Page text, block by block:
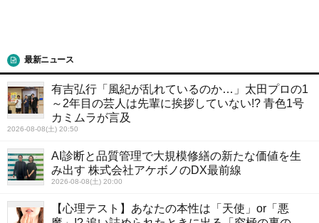
最新ニュース
有吉弘行「風紀が乱れているのか…」太田プロの1
～2年目の芸人は先輩に挨拶していない!? 青色1号
カミムラが言及
2026-08-08(土) 20:50
AI診断と品質管理で大規模修繕の新たな価値を生
み出す 株式会社アケボノのDX最前線
2026-08-08(土) 20:00
【心理テスト】あなたの本性は「天使」or「悪